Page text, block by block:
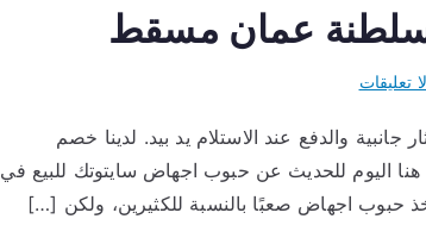
سلطنة عمان مسقط
لا تعليقات
اجهاض
سايتوتك
للبيع
والدفع عند الاستلام يد بيد. لدينا خصم
اليوم للحديث عن حبوب اجهاض سايتوتك للبيع في
اجهاض صعبًا بالنسبة للكثيرين، ولكن […]